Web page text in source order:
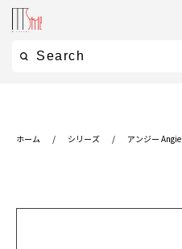
ホーム / シリーズ / アンジー Angie